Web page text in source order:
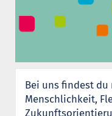
Bei uns findest du
Menschlichkeit,